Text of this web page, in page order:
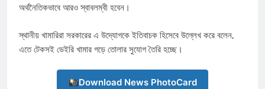
অর্থনৈতিকভাবে আরও স্বাবলম্বী হবেন।
স্থানীয় খামারিরা সরকারের এ উদ্যোগকে ইতিবাচক হিসেবে উল্লেখ করে বলেন,
এতে টেকসই ডেইরি খামার গড়ে তোলার সুযোগ তৈরি হচ্ছে।
Download News PhotoCard